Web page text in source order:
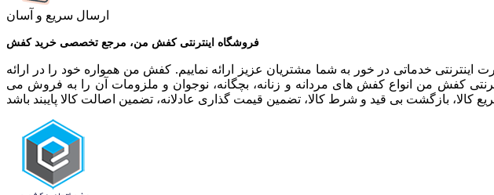
ارسال سریع و آسان
فروشگاه اینترنتی کفش من، مرجع تخصصی خرید کفش
پس از چند دهه تجربه و تلاش در زمینه فروش حضوری کفش و ملزومات آن، از تیرماه 1402 بصورت اینترنتی خدماتی در خور به شما مشتریان عزیز ارائه نماییم. کفش من همواره خود را در ارائه
کفش من انواع کفش های مردانه و زنانه، بچگانه، نوجوان و ملزومات آن را به فروش می